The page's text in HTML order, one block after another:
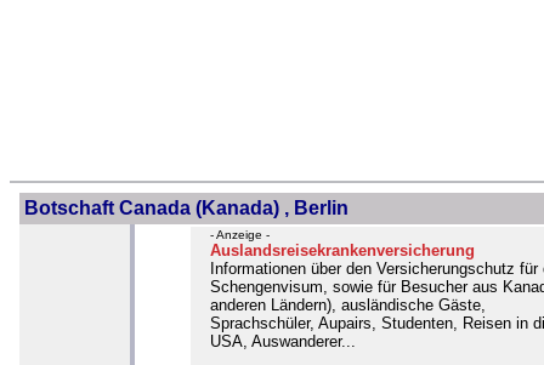
Botschaft Canada (Kanada) , Berlin
- Anzeige -
Auslandsreisekrankenversicherung
Informationen über den Versicherungschutz für
Schengenvisum, sowie für Besucher aus
anderen Ländern), ausländische Gäste,
Sprachschüler, Aupairs, Studenten, Reisen in
USA, Auswanderer...